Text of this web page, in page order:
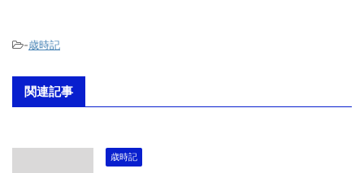
-歳時記
関連記事
歳時記